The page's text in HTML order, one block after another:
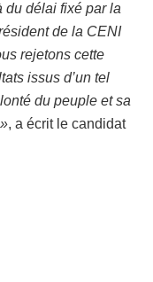
du délai fixé par la
de la CENI
rejetons cette
issus d’un tel
du peuple et sa
, a écrit le candidat